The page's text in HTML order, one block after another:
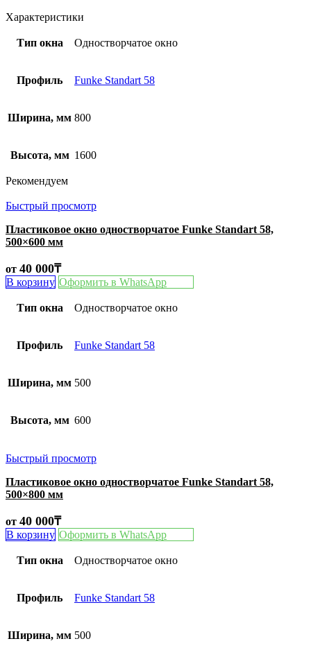
Характеристики
Тип окна Одностворчатое окно
Профиль Funke Standart 58
Ширина, мм 800
Высота, мм 1600
Рекомендуем
Быстрый просмотр
Пластиковое окно одностворчатое Funke Standart 58,
500×600 мм
от 40 000₸
В корзину Оформить в WhatsApp
Тип окна Одностворчатое окно
Профиль Funke Standart 58
Ширина, мм 500
Высота, мм 600
Быстрый просмотр
Пластиковое окно одностворчатое Funke Standart 58,
500×800 мм
от 40 000₸
В корзину Оформить в WhatsApp
Тип окна Одностворчатое окно
Профиль Funke Standart 58
Ширина, мм 500